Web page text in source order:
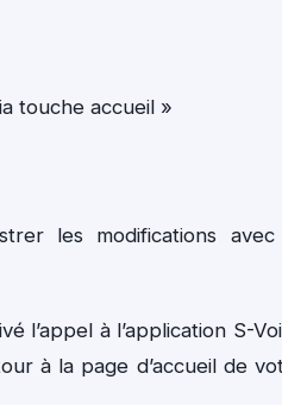
touche accueil »
les modifications
l’appel à l’application S-
à la page d’accueil de